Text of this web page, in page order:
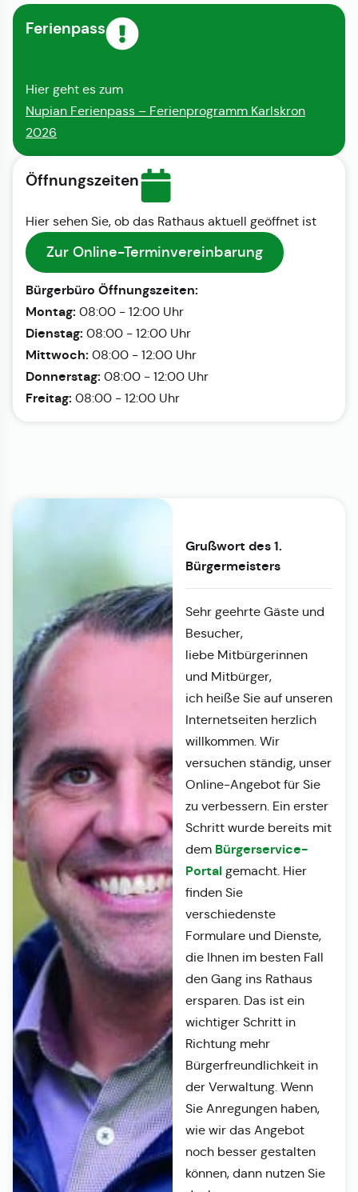
Ferienpass
Hier geht es zum
Nupian Ferienpass – Ferienprogramm Karlskron
2026
Öffnungszeiten
Hier sehen Sie, ob das Rathaus aktuell geöffnet ist
Zur Online-Terminvereinbarung
Bürgerbüro Öffnungszeiten:
Montag: 08:00 - 12:00 Uhr
Dienstag: 08:00 - 12:00 Uhr
Mittwoch: 08:00 - 12:00 Uhr
Donnerstag: 08:00 - 12:00 Uhr
Freitag: 08:00 - 12:00 Uhr
Grußwort des 1.
Bürgermeisters
Sehr geehrte Gäste und
Besucher,
liebe Mitbürgerinnen
und Mitbürger,
ich heiße Sie auf unseren
Internetseiten herzlich
willkommen. Wir
versuchen ständig, unser
Online-Angebot für Sie
zu verbessern. Ein erster
Schritt wurde bereits mit
dem Bürgerservice-
Portalgemacht. Hier
finden Sie
verschiedenste
Formulare und Dienste,
die Ihnen im besten Fall
den Gang ins Rathaus
ersparen. Das ist ein
wichtiger Schritt in
Richtung mehr
Bürgerfreundlichkeit in
der Verwaltung. Wenn
Sie Anregungen haben,
wie wir das Angebot
noch besser gestalten
können, dann nutzen Sie